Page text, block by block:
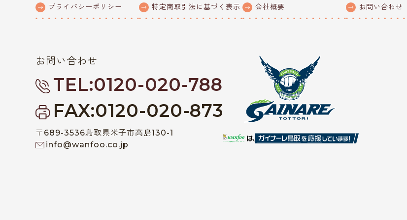
プライバシーポリシー 特定商取引法に基づく表示 会社概要 お問い合わせ
お問い合わせ
TEL:0120-020-788
FAX:0120-020-873
〒689-3536鳥取県米子市高島130-1
info@wanfoo.co.jp